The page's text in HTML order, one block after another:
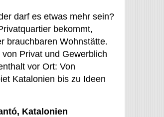
darf es etwas mehr sein?
bekommt,
brauchbaren Wohnstätte.
Privat und Gewerblich
vor Ort: Von
Katalonien bis zu Ideen
Katalonien